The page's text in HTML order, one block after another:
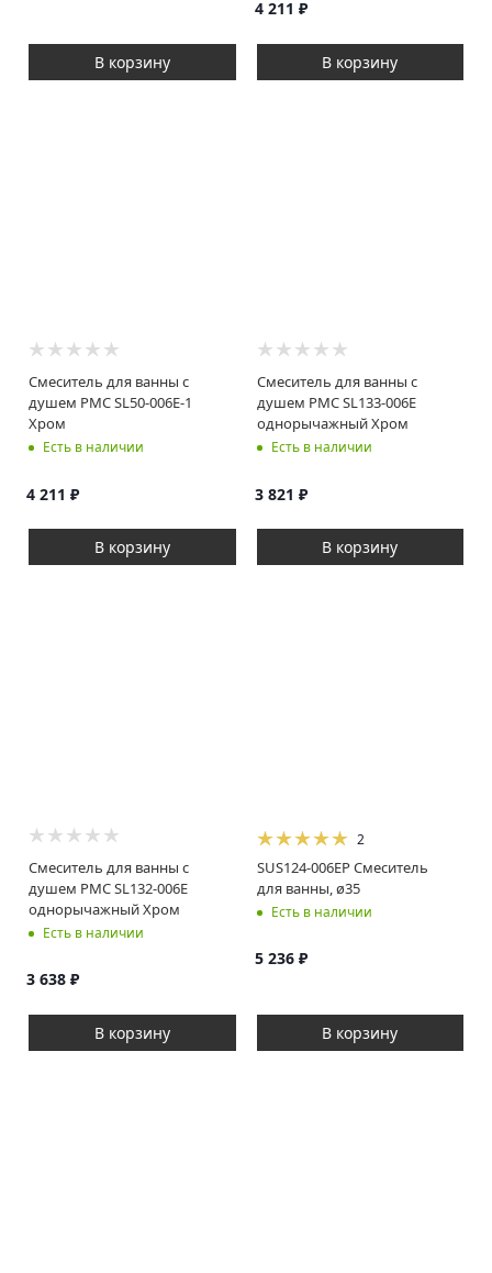
В корзину
4 211 ₽
В корзину
Смеситель для ванны с
душем РМС SL50-006E-1
Хром
Есть в наличии
4 211 ₽
В корзину
Смеситель для ванны с
душем РМС SL133-006E
однорычажный Хром
Есть в наличии
3 821 ₽
В корзину
Смеситель для ванны с
душем РМС SL132-006E
однорычажный Хром
Есть в наличии
3 638 ₽
В корзину
2
SUS124-006EP Смеситель
для ванны, ø35
Есть в наличии
5 236₽
В корзину